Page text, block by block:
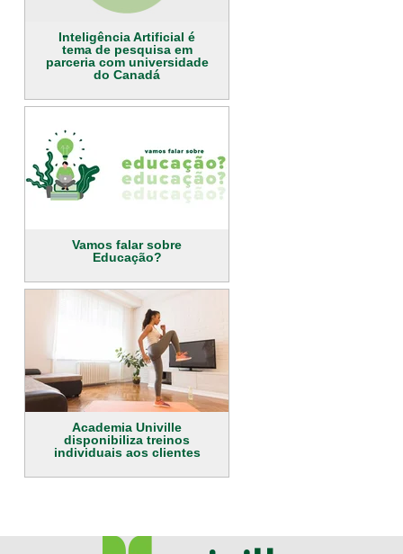
Inteligência Artificial é
tema de pesquisa em
parceria com universidade
do Canadá
Vamos falar sobre
Educação?
Academia Univille
disponibiliza treinos
individuais aos clientes